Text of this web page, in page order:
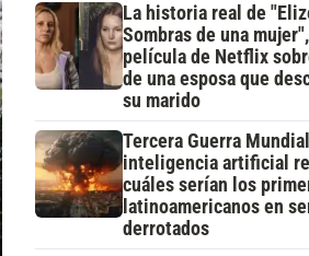
La historia real de
Sombras de una
película de Netflix
de una esposa que
su marido
Tercera Guerra
inteligencia artificial
cuáles serían los
latinoamericanos en
derrotados